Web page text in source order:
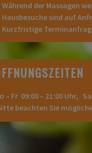
Während der Massagen
Hausbesuche sind auf
Kurzfristige
– Fr 09:00 – 21:00 Uhr,
beachten Sie